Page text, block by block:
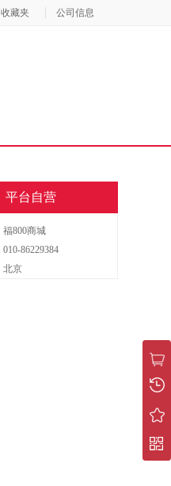
收藏夹 公司信息
平台自营
福800商城
010-86229384
北京